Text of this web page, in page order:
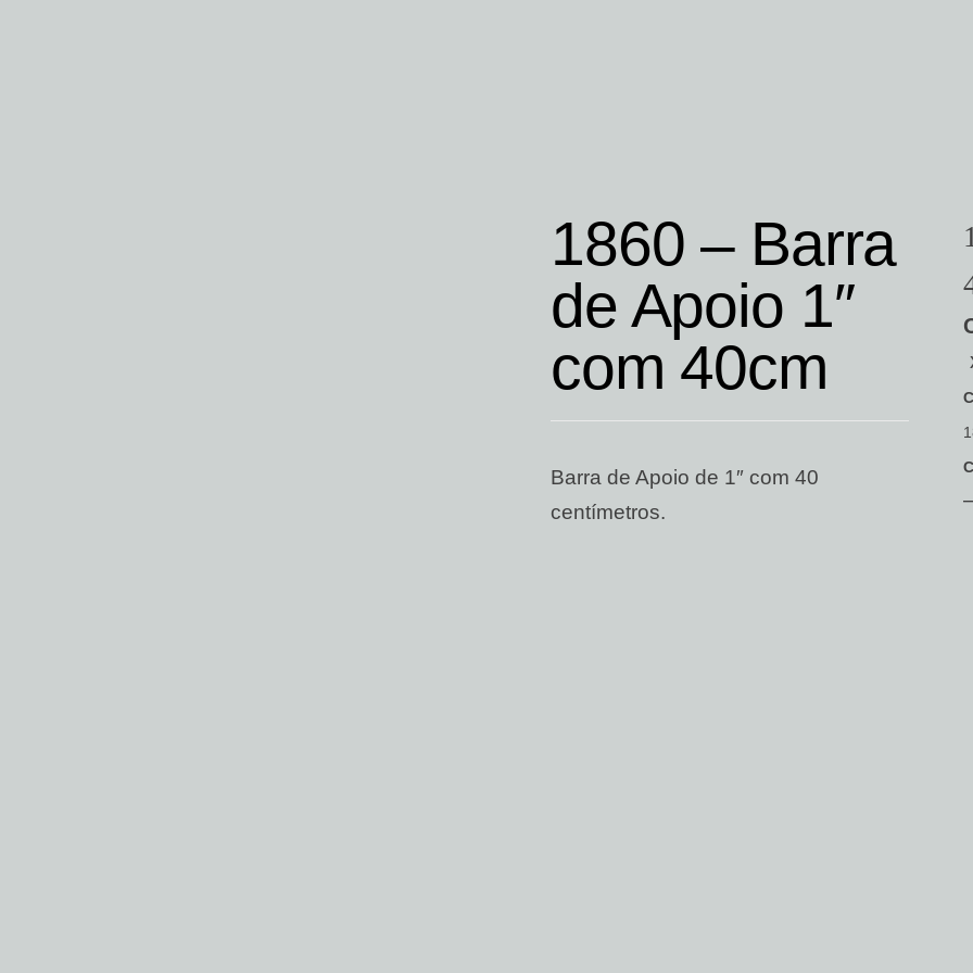
1860 – Barra
de Apoio 1″
com 40cm
Barra de Apoio de 1″ com 40
centímetros.